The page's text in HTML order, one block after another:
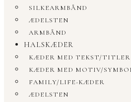
SILKEARMBÅND
ÆDELSTEN
ARMBÅND
HALSKÆDER
KÆDER MED TEKST/TITLER
KÆDER MED MOTIV/
FAMILY/LIFE-KÆDER
ÆDELSTEN